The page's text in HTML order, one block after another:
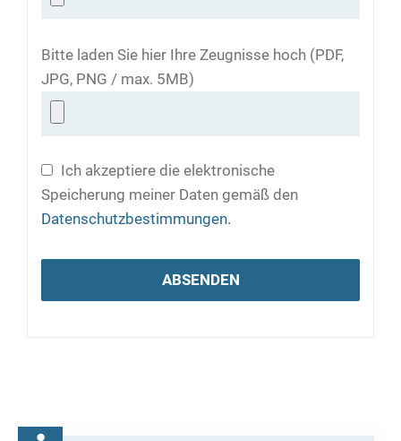
Bitte laden Sie hier Ihre Zeugnisse hoch (PDF,
JPG, PNG / max. 5MB)
Ich akzeptiere die elektronische
Speicherung meiner Daten gemäß den
Datenschutzbestimmungen.